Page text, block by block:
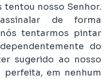
tentou nosso Senhor.
de forma
tentarmos pintar
do
sugerido ao nosso
perfeita, em nenhum